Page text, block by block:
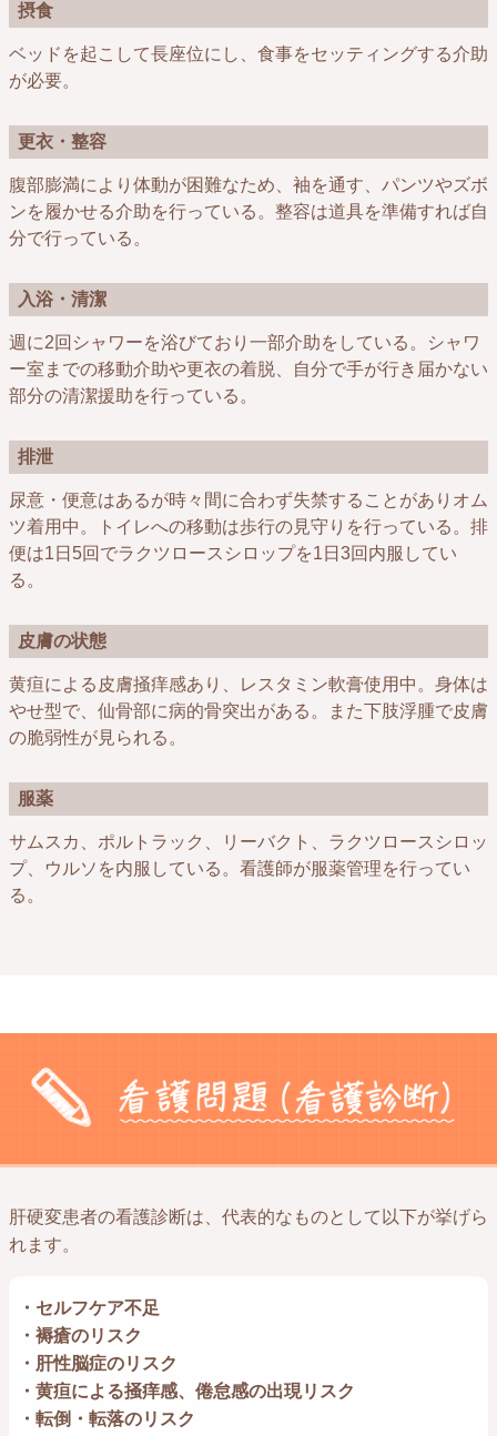
摂食
ベッドを起こして長座位にし、食事をセッティングする介助
が必要。
更衣・整容
腹部膨満により体動が困難なため、袖を通す、パンツやズボ
ンを履かせる介助を行っている。整容は道具を準備すれば自
分で行っている。
入浴・清潔
週に2回シャワーを浴びており一部介助をしている。シャワ
ー室までの移動介助や更衣の着脱、自分で手が行き届かない
部分の清潔援助を行っている。
排泄
尿意・便意はあるが時々間に合わず失禁することがありオム
ツ着用中。トイレへの移動は歩行の見守りを行っている。排
便は1日5回でラクツロースシロップを1日3回内服してい
る。
皮膚の状態
黄疸による皮膚掻痒感あり、レスタミン軟膏使用中。身体は
やせ型で、仙骨部に病的骨突出がある。また下肢浮腫で皮膚
の脆弱性が見られる。
服薬
サムスカ、ポルトラック、リーバクト、ラクツロースシロッ
プ、ウルソを内服している。看護師が服薬管理を行ってい
る。
肝硬変患者の看護診断は、代表的なものとして以下が挙げら
れます。
・セルフケア不足
・褥瘡のリスク
・肝性脳症のリスク
・黄疸による掻痒感、倦怠感の出現リスク
・転倒・転落のリスク